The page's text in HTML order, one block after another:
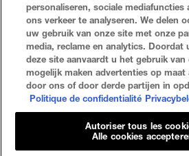
NOUS CONTACTER
PLAN
Politique De Confidentialité
Paramètres Des Cookies
personaliseren, sociale mediafuncties
ons verkeer te analyseren. We delen
uw gebruik van onze site met onze
media, reclame en analytics. Doordat
deze site aanvaardt u het gebruik van
mogelijk maken advertenties op maat
door ons of door derde partijen in
Politique de confidentialité
Autoriser tous les
Alle cookies